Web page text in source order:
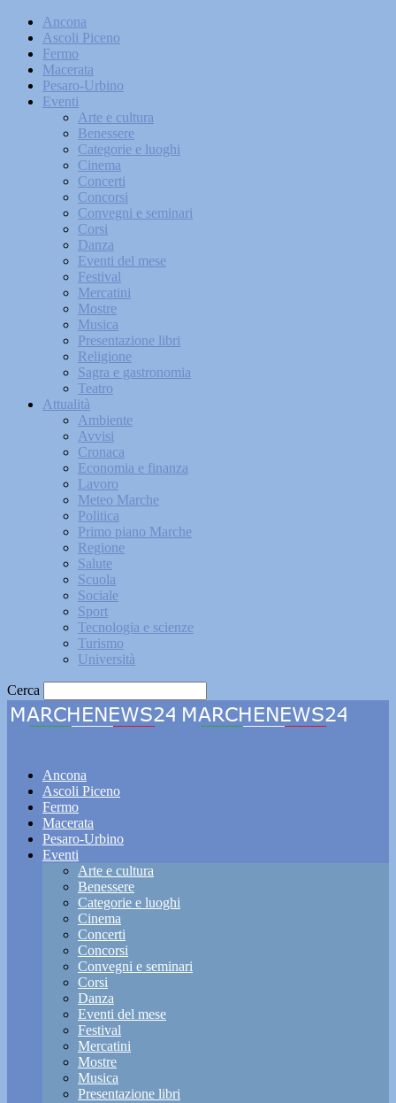
Ancona
Ascoli Piceno
Fermo
Macerata
Pesaro-Urbino
Eventi
Arte e cultura
Benessere
Categorie e luoghi
Cinema
Concerti
Concorsi
Convegni e seminari
Corsi
Danza
Eventi del mese
Festival
Mercatini
Mostre
Musica
Presentazione libri
Religione
Sagra e gastronomia
Teatro
Attualità
Ambiente
Avvisi
Cronaca
Economia e finanza
Lavoro
Meteo Marche
Politica
Primo piano Marche
Regione
Salute
Scuola
Sociale
Sport
Tecnologia e scienze
Turismo
Università
Cerca
Ancona
Ascoli Piceno
Fermo
Macerata
Pesaro-Urbino
Eventi
Arte e cultura
Benessere
Categorie e luoghi
Cinema
Concerti
Concorsi
Convegni e seminari
Corsi
Danza
Eventi del mese
Festival
Mercatini
Mostre
Musica
Presentazione libri